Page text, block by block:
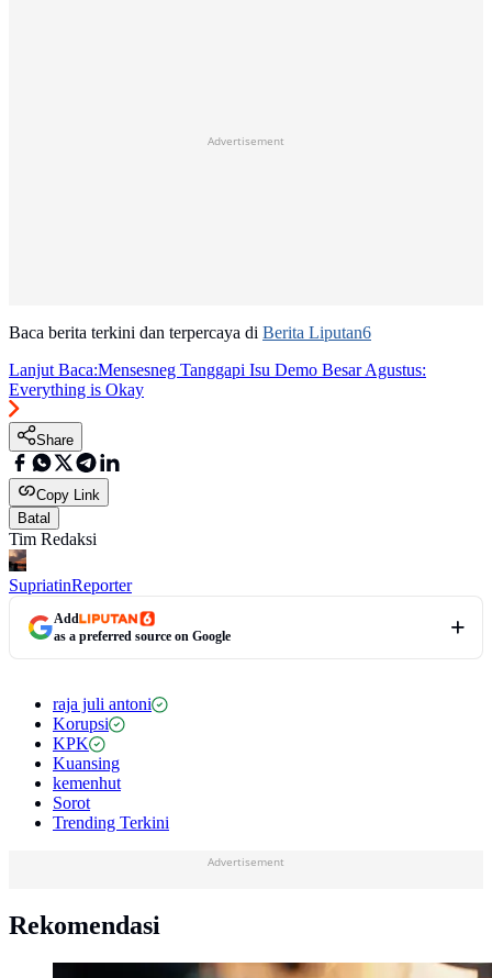
Advertisement
Baca berita terkini dan terpercaya di Berita Liputan6
Lanjut Baca:Mensesneg Tanggapi Isu Demo Besar Agustus:
Everything is Okay
Share
Copy Link
Batal
Tim Redaksi
SupriatinReporter
Add
as a preferred source on Google
raja juli antoni
Korupsi
KPK
Kuansing
kemenhut
Sorot
Trending Terkini
Advertisement
Rekomendasi